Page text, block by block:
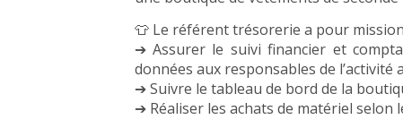
👕 Le référent trésorerie a pour
➔ Assurer le suivi financier et
données aux responsables de l’activité
➔ Suivre le tableau de bord de la
➔ Réaliser les achats de matériel selon